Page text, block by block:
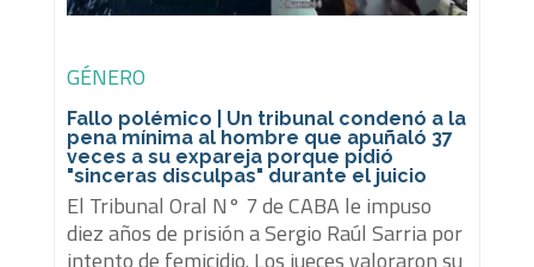
GÉNERO
Fallo polémico | Un tribunal condenó a la
pena mínima al hombre que apuñaló 37
veces a su expareja porque pidió
"sinceras disculpas" durante el juicio
El Tribunal Oral N° 7 de CABA le impuso
diez años de prisión a Sergio Raúl Sarria por
intento de femicidio. Los jueces valoraron su